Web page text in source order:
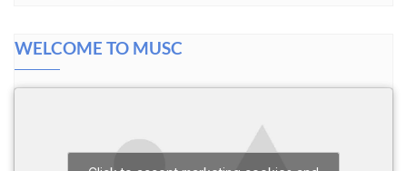
WELCOME TO MUSC